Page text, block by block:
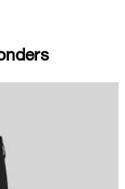
das Piece